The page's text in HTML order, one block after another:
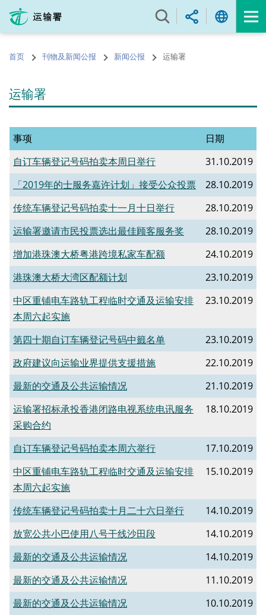
内
的首页 刊物及新闻公报 新闻公报 运输署
运输署
事项
日期
自订车辆登记号码拍卖本周日举行
31.10.2019
「2019年的士服务嘉许计划」接受公众投票
28.10.2019
传统车辆登记号码拍卖十一月十日举行
28.10.2019
运输署邀请市民投票选出最佳顾客服务奖
28.10.2019
增加港珠澳大桥粤港跨境私家车配额
24.10.2019
港珠澳大桥大湾区配额计划
23.10.2019
中区重铺电车路轨工程临时交通及运输安排
本周六起实施
23.10.2019
第四十期自订车辆登记号码中籤名单
23.10.2019
政府建议向运输业界提供支援措施
22.10.2019
最新的交通及公共运输情况
21.10.2019
运输署招标承投香港闭路电视系统电讯服务
采购合约
18.10.2019
自订车辆登记号码拍卖本周六举行
17.10.2019
中区重铺电车路轨工程临时交通及运输安排
本周六起实施
15.10.2019
传统车辆登记号码拍卖十月二十六日举行
14.10.2019
放宽公共小巴使用八号干线沙田段
14.10.2019
最新的交通及公共运输情况
14.10.2019
最新的交通及公共运输情况
11.10.2019
最新的交通及公共运输情况
10.10.2019